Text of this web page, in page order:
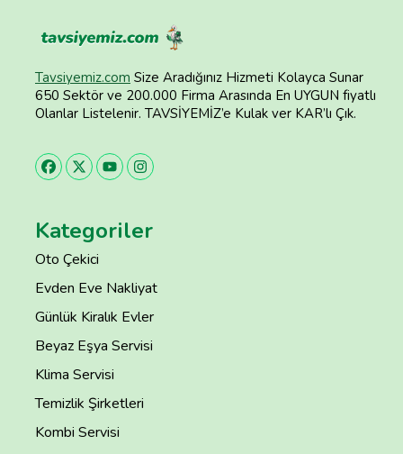
Tavsiyemiz.com Size Aradığınız Hizmeti Kolayca Sunar
650 Sektör ve 200.000 Firma Arasında En UYGUN fiyatlı
Olanlar Listelenir. TAVSİYEMİZ’e Kulak ver KAR’lı Çık.
Kategoriler
Oto Çekici
Evden Eve Nakliyat
Günlük Kiralık Evler
Beyaz Eşya Servisi
Klima Servisi
Temizlik Şirketleri
Kombi Servisi